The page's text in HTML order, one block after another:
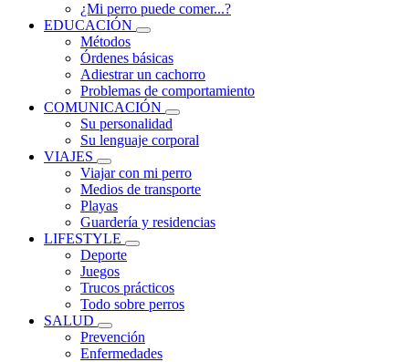
¿Mi perro puede comer...?
EDUCACIÓN
Métodos
Órdenes básicas
Adiestrar un cachorro
Problemas de comportamiento
COMUNICACIÓN
Su personalidad
Su lenguaje corporal
VIAJES
Viajar con mi perro
Medios de transporte
Playas
Guardería y residencias
LIFESTYLE
Deporte
Juegos
Trucos prácticos
Todo sobre perros
SALUD
Prevención
Enfermedades